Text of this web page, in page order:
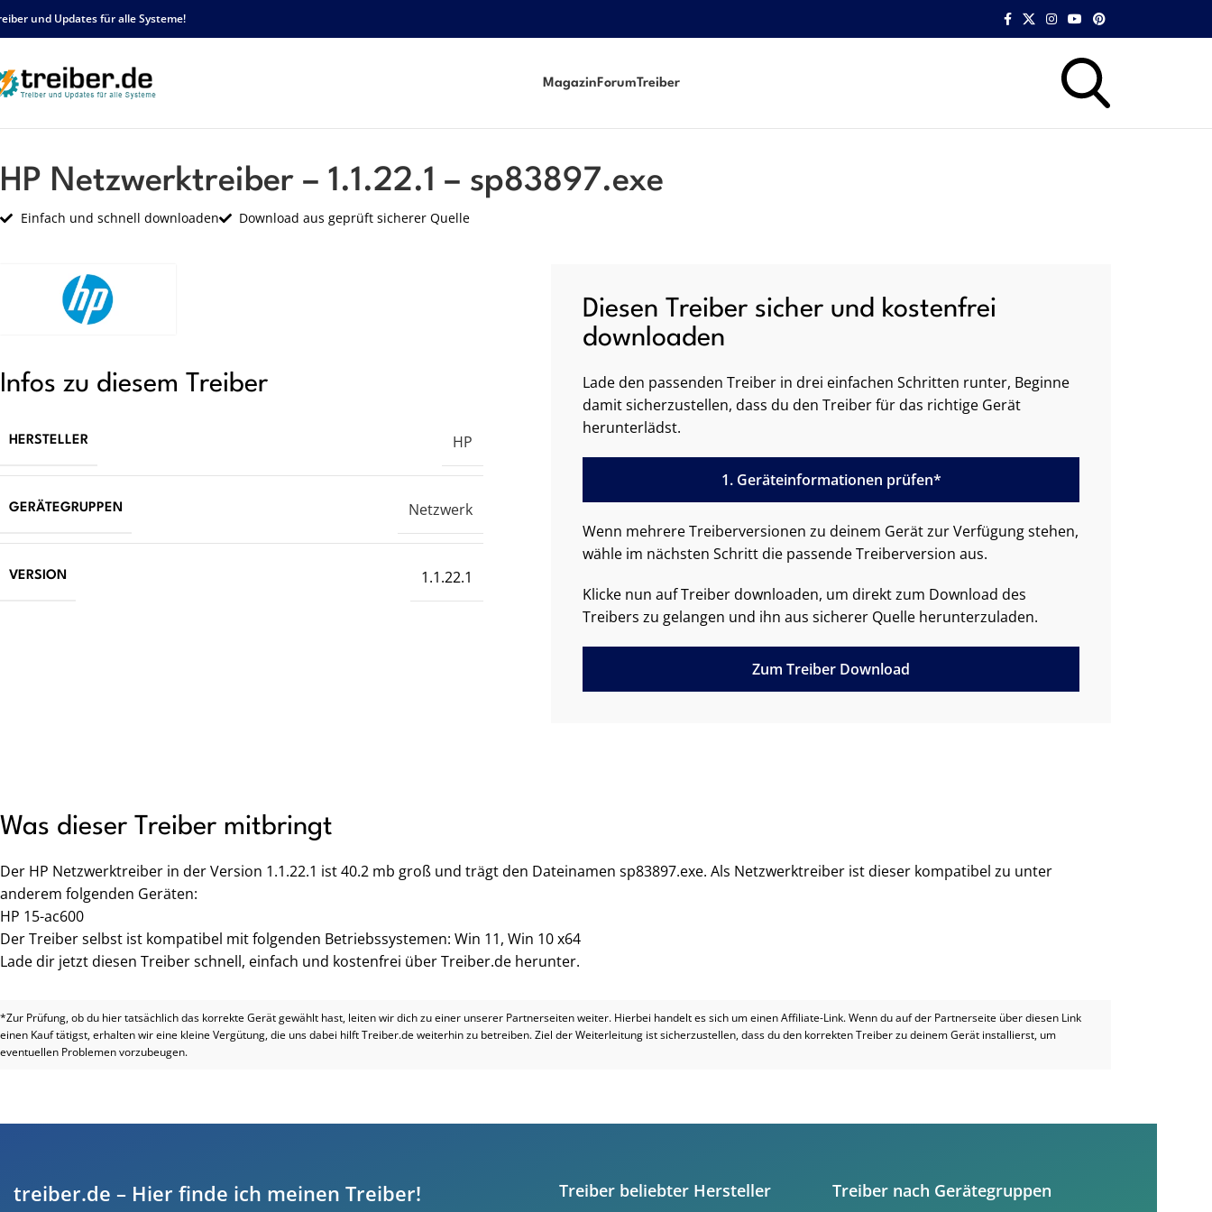
und Updates für alle Systeme!
Magazin ForumTreiber
HP Netzwerktreiber – 1.1.22.1 – sp83897.exe
Einfach und schnell downloaden Download aus geprüft sicherer Quelle
Infos zu diesem Treiber
HERSTELLER HP
GERÄTEGRUPPEN Netzwerk
VERSION 1.1.22.1
Diesen Treiber sicher und kostenfrei
downloaden
Lade den passenden Treiber in drei einfachen Schritten runter, Beginne
damit sicherzustellen, dass du den Treiber für das richtige Gerät
herunterlädst.
1. Geräteinformationen prüfen*
Wenn mehrere Treiberversionen zu deinem Gerät zur Verfügung stehen,
wähle im nächsten Schritt die passende Treiberversion aus.
Klicke nun auf Treiber downloaden, um direkt zum Download des
Treibers zu gelangen und ihn aus sicherer Quelle herunterzuladen.
Zum Treiber Download
Was dieser Treiber mitbringt
Der HP Netzwerktreiber in der Version 1.1.22.1 ist 40.2 mb groß und trägt den Dateinamen sp83897.exe. Als Netzwerktreiber ist dieser kompatibel zu unter
anderem folgenden Geräten:
HP 15-ac600
Der Treiber selbst ist kompatibel mit folgenden Betriebssystemen: Win 11, Win 10 x64
Lade dir jetzt diesen Treiber schnell, einfach und kostenfrei über Treiber.de herunter.
*Zur Prüfung, ob du hier tatsächlich das korrekte Gerät gewählt hast, leiten wir dich zu einer unserer Partnerseiten weiter. Hierbei handelt es sich um einen Affiliate-Link. Wenn du auf der Partnerseite über diesen Link
einen Kauf tätigst, erhalten wir eine kleine Vergütung, die uns dabei hilft Treiber.de weiterhin zu betreiben. Ziel der Weiterleitung ist sicherzustellen, dass du den korrekten Treiber zu deinem Gerät installierst, um
eventuellen Problemen vorzubeugen.
treiber.de – Hier finde ich meinen Treiber! Treiber beliebter Hersteller Treiber nach Gerätegruppen